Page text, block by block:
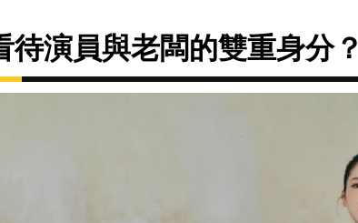
待演員與老闆的雙重身分？